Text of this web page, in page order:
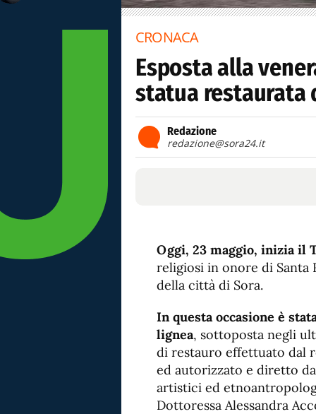
CRONACA
Esposta alla
statua restaurata
Redazione
redazione@sora24.it
Oggi, 23 maggio, inizia il
religiosi in onore di Santa
della città di Sora.
In questa occasione è
lignea, sottoposta negli
di restauro effettuato dal
ed autorizzato e diretto
artistici ed
Dottoressa Alessandra